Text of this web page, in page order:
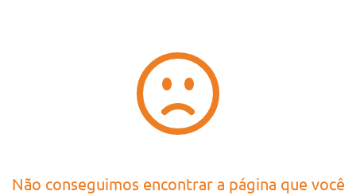
Não conseguimos encontrar a página que você